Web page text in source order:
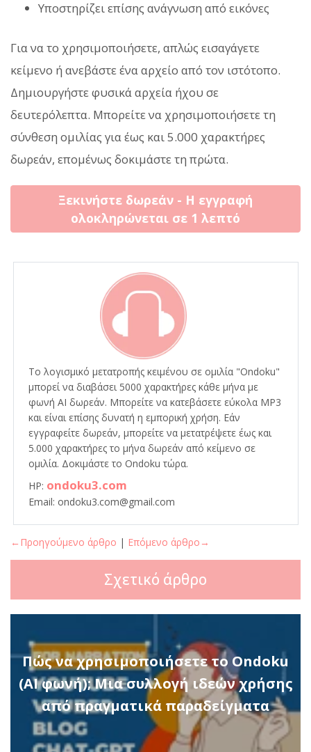
Υποστηρίζει επίσης ανάγνωση από εικόνες
Για να το χρησιμοποιήσετε, απλώς εισαγάγετε
κείμενο ή ανεβάστε ένα αρχείο από τον ιστότοπο.
Δημιουργήστε φυσικά αρχεία ήχου σε
δευτερόλεπτα. Μπορείτε να χρησιμοποιήσετε τη
σύνθεση ομιλίας για έως και 5.000 χαρακτήρες
δωρεάν, επομένως δοκιμάστε τη πρώτα.
Ξεκινήστε δωρεάν - Η εγγραφή
ολοκληρώνεται σε 1 λεπτό
Το λογισμικό μετατροπής κειμένου σε ομιλία "Ondoku"
μπορεί να διαβάσει 5000 χαρακτήρες κάθε μήνα με
φωνή AI δωρεάν. Μπορείτε να κατεβάσετε εύκολα MP3
και είναι επίσης δυνατή η εμπορική χρήση. Εάν
εγγραφείτε δωρεάν, μπορείτε να μετατρέψετε έως και
5.000 χαρακτήρες το μήνα δωρεάν από κείμενο σε
ομιλία. Δοκιμάστε το Ondoku τώρα.
HP: ondoku3.com
Email: ondoku3.com@gmail.com
←Προηγούμενο άρθρο | Επόμενο άρθρο→
Σχετικό άρθρο
Πώς να χρησιμοποιήσετε το Ondoku
(AI φωνή); Μια συλλογή ιδεών χρήσης
από πραγματικά παραδείγματα